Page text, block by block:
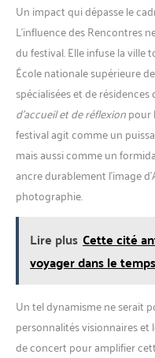
Un impact qui dépasse le
L’influence des Rencontres
du festival. Elle infuse la ville
École nationale supérieure
spécialisées et de résidences
d’accueil et de réflexionpour
festival agit comme un
mais aussi comme un
ancre durablement l’image
photographie.
Lire plus Cette cité
voyager dans le
Un tel dynamisme ne serait
personnalités visionnaires
de concert pour amplifier